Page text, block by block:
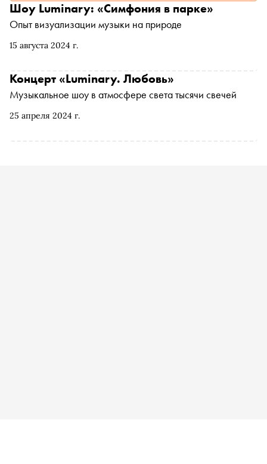
15 августа 2024 г.
Шоу Luminary: «Симфония в парке»
Опыт визуализации музыки на природе
25 апреля 2024 г.
Концерт «Luminary. Любовь»
Музыкальное шоу в атмосфере света тысячи свечей